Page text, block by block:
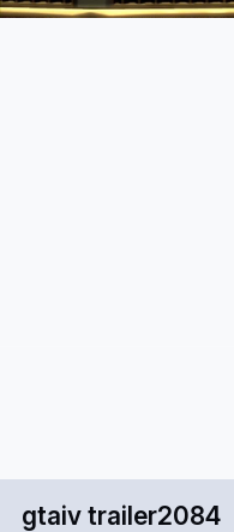
gtaiv trailer2084